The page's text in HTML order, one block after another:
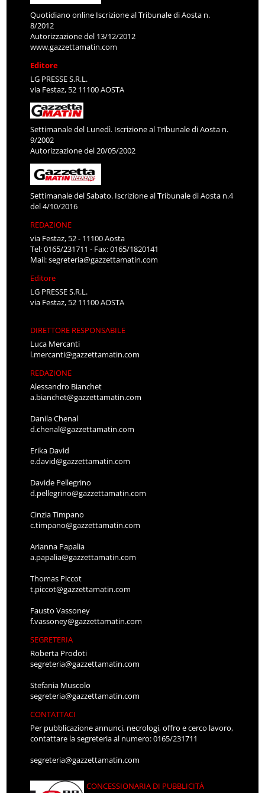
Quotidiano online Iscrizione al Tribunale di Aosta n.
8/2012
Autorizzazione del 13/12/2012
www.gazzettamatin.com
Editore
LG PRESSE S.R.L.
via Festaz, 52 11100 AOSTA
Settimanale del Lunedì. Iscrizione al Tribunale di Aosta n.
9/2002
Autorizzazione del 20/05/2002
Settimanale del Sabato. Iscrizione al Tribunale di Aosta n.4
del 4/10/2016
REDAZIONE
via Festaz, 52 - 11100 Aosta
Tel: 0165/231711 - Fax: 0165/1820141
Mail:segreteria@gazzettamatin.com
Editore
LG PRESSE S.R.L.
via Festaz, 52 11100 AOSTA
DIRETTORE RESPONSABILE
Luca Mercanti
l.mercanti@gazzettamatin.com
REDAZIONE
Alessandro Bianchet
a.bianchet@gazzettamatin.com
Danila Chenal
d.chenal@gazzettamatin.com
Erika David
e.david@gazzettamatin.com
Davide Pellegrino
d.pellegrino@gazzettamatin.com
Cinzia Timpano
c.timpano@gazzettamatin.com
Arianna Papalia
a.papalia@gazzettamatin.com
Thomas Piccot
t.piccot@gazzettamatin.com
Fausto Vassoney
f.vassoney@gazzettamatin.com
SEGRETERIA
Roberta Prodoti
segreteria@gazzettamatin.com
Stefania Muscolo
segreteria@gazzettamatin.com
CONTATTACI
Per pubblicazione annunci, necrologi, offro e cerco lavoro,
contattare la segreteria al numero: 0165/231711
segreteria@gazzettamatin.com
CONCESSIONARIA DI PUBBLICITÀ